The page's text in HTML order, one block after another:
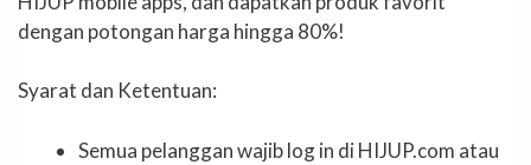
dengan potongan harga hingga 80%!
Syarat dan Ketentuan:
Semua pelanggan wajib log in di HIJUP.com atau